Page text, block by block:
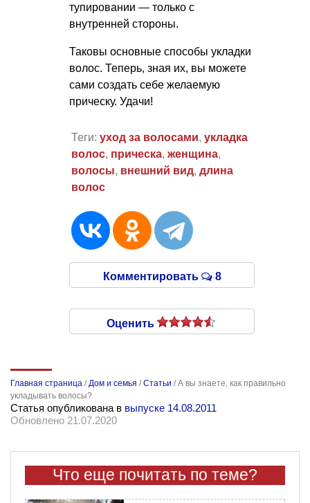
тупировании — только с
внутренней стороны.
Таковы основные способы укладки
волос. Теперь, зная их, вы можете
сами создать себе желаемую
прическу. Удачи!
Теги: уход за волосами, укладка
волос, прическа, женщина,
волосы, внешний вид, длина
волос
Комментировать 8
Оценить
Главная страница /Дом и семья /Статьи /А вы знаете, как правильно
укладывать волосы?
Статья опубликована в выпуске 14.08.2011
Обновлено 21.07.2020
Что еще почитать по теме?